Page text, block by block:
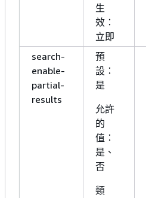
生
效：
立即
search-
enable-
partial-
results
預
設：
是
允許
的
值：
是、
否
類